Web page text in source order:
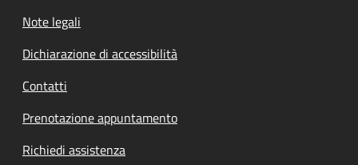
Note legali
Dichiarazione di accessibilità
Contatti
Prenotazione appuntamento
Richiedi assistenza